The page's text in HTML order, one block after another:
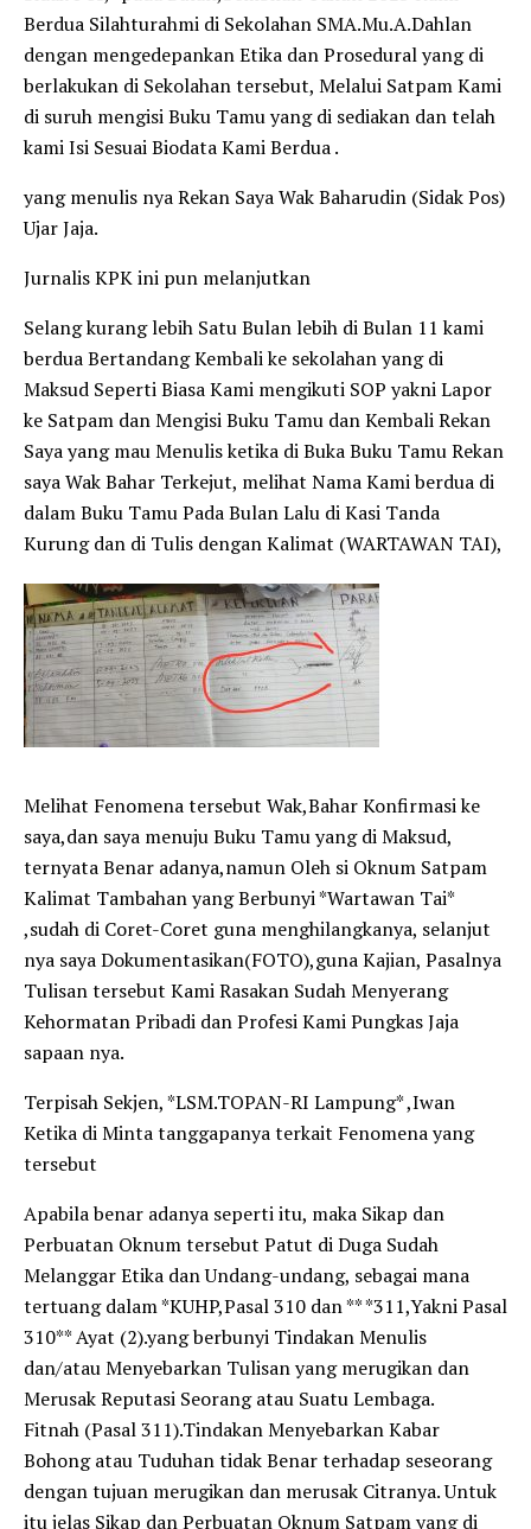
Berdua Silahturahmi di Sekolahan SMA.Mu.A.Dahlan
dengan mengedepankan Etika dan Prosedural yang di
berlakukan di Sekolahan tersebut, Melalui Satpam Kami
di suruh mengisi Buku Tamu yang di sediakan dan telah
kami Isi Sesuai Biodata Kami Berdua .
yang menulis nya Rekan Saya Wak Baharudin (Sidak Pos)
Ujar Jaja.
Jurnalis KPK ini pun melanjutkan
Selang kurang lebih Satu Bulan lebih di Bulan 11 kami
berdua Bertandang Kembali ke sekolahan yang di
Maksud Seperti Biasa Kami mengikuti SOP yakni Lapor
ke Satpam dan Mengisi Buku Tamu dan Kembali Rekan
Saya yang mau Menulis ketika di Buka Buku Tamu Rekan
saya Wak Bahar Terkejut, melihat Nama Kami berdua di
dalam Buku Tamu Pada Bulan Lalu di Kasi Tanda
Kurung dan di Tulis dengan Kalimat (WARTAWAN TAI),
Melihat Fenomena tersebut Wak,Bahar Konfirmasi ke
saya,dan saya menuju Buku Tamu yang di Maksud,
ternyata Benar adanya,namun Oleh si Oknum Satpam
Kalimat Tambahan yang Berbunyi *Wartawan Tai*
,sudah di Coret-Coret guna menghilangkanya, selanjut
nya saya Dokumentasikan(FOTO),guna Kajian, Pasalnya
Tulisan tersebut Kami Rasakan Sudah Menyerang
Kehormatan Pribadi dan Profesi Kami Pungkas Jaja
sapaan nya.
Terpisah Sekjen, *LSM.TOPAN-RI Lampung* ,Iwan
Ketika di Minta tanggapanya terkait Fenomena yang
tersebut
Apabila benar adanya seperti itu, maka Sikap dan
Perbuatan Oknum tersebut Patut di Duga Sudah
Melanggar Etika dan Undang-undang, sebagai mana
tertuang dalam *KUHP,Pasal 310 dan ** *311,Yakni Pasal
310** Ayat (2).yang berbunyi Tindakan Menulis
dan/atau Menyebarkan Tulisan yang merugikan dan
Merusak Reputasi Seorang atau Suatu Lembaga.
Fitnah (Pasal 311).Tindakan Menyebarkan Kabar
Bohong atau Tuduhan tidak Benar terhadap seseorang
dengan tujuan merugikan dan merusak Citranya. Untuk
itu jelas Sikap dan Perbuatan Oknum Satpam yang di